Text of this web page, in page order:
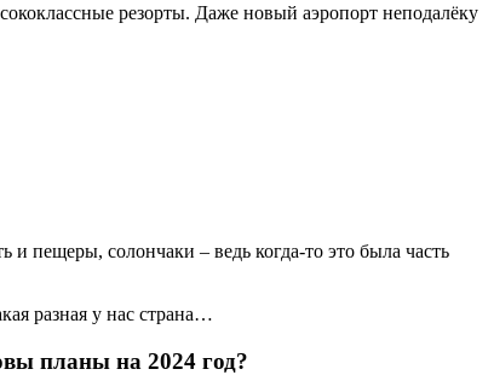
резорты. Даже новый аэропорт неподалёку
пещеры, солончаки – ведь когда-то это была часть
разная у нас страна…
планы на 2024 год?